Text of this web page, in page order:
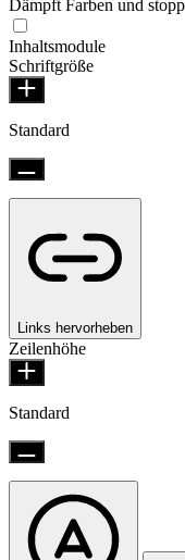
Dämpft Farben und
Inhaltsmodule
Schriftgröße
Standard
Links hervorheben
Zeilenhöhe
Standard